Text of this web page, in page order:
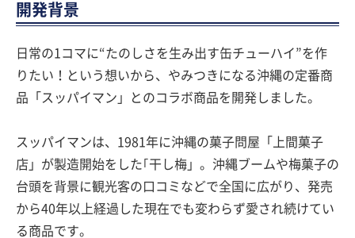
開発背景
日常の1コマに“たのしさを生み出す缶チューハイ”を作
りたい！という想いから、やみつきになる沖縄の定番商
品「スッパイマン」とのコラボ商品を開発しました。
スッパイマンは、1981年に沖縄の菓子問屋「上間菓子
店」が製造開始をした｢干し梅」。沖縄ブームや梅菓子の
台頭を背景に観光客の口コミなどで全国に広がり、発売
から40年以上経過した現在でも変わらず愛され続けてい
る商品です。